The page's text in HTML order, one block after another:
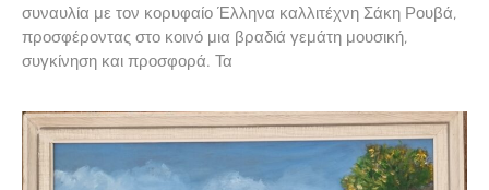
συναυλία με τον κορυφαίο Έλληνα καλλιτέχνη Σάκη Ρουβά,
προσφέροντας στο κοινό μια βραδιά γεμάτη μουσική,
συγκίνηση και προσφορά. Τα